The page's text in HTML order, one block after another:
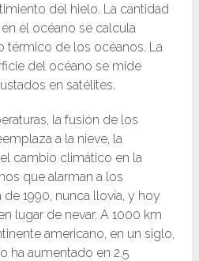
del hielo. La cantidad
el océano se calcula
térmico de los océanos. La
del océano se mide
en satélites.
la fusión de los
a la nieve, la
cambio climático en la
que alarman a los
1990, nunca llovía, y hoy
lugar de nevar. A 1000 km
americano, en un siglo,
ha aumentado en 2.5